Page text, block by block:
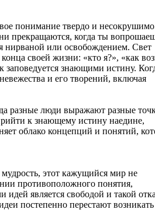
понимание твердо и
прекращаются, когда ты
нирваной или освобождением. Свет
своей жизни: «кто я?», «как
заповедуется знающими истину.
и его творений, включая
разные люди выражают разные
к знающему истину наедине,
облако концепций и понятий,
этот кажущийся мир не
противоположного понятия,
является свободой и такой
постепенно перестают